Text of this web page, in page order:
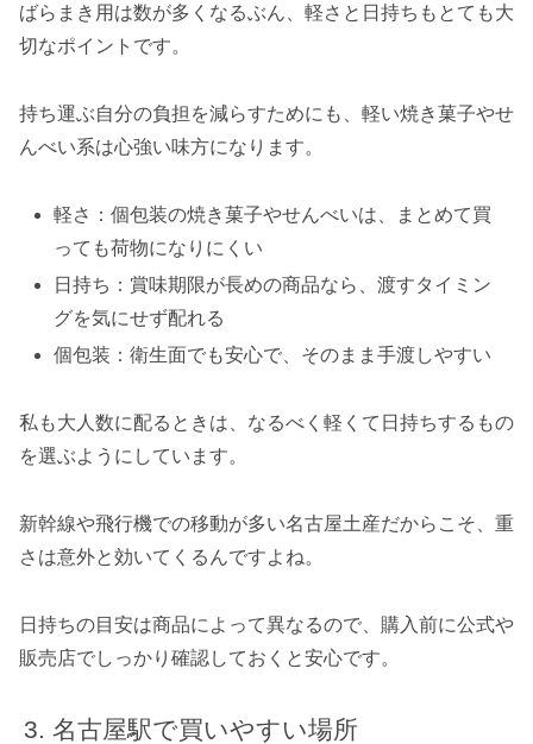
ばらまき用は数が多くなるぶん、軽さと日持ちもとても大
切なポイントです。
持ち運ぶ自分の負担を減らすためにも、軽い焼き菓子やせ
んべい系は心強い味方になります。
軽さ：個包装の焼き菓子やせんべいは、まとめて買
っても荷物になりにくい
日持ち：賞味期限が長めの商品なら、渡すタイミン
グを気にせず配れる
個包装：衛生面でも安心で、そのまま手渡しやすい
私も大人数に配るときは、なるべく軽くて日持ちするもの
を選ぶようにしています。
新幹線や飛行機での移動が多い名古屋土産だからこそ、重
さは意外と効いてくるんですよね。
日持ちの目安は商品によって異なるので、購入前に公式や
販売店でしっかり確認しておくと安心です。
名古屋駅で買いやすい場所